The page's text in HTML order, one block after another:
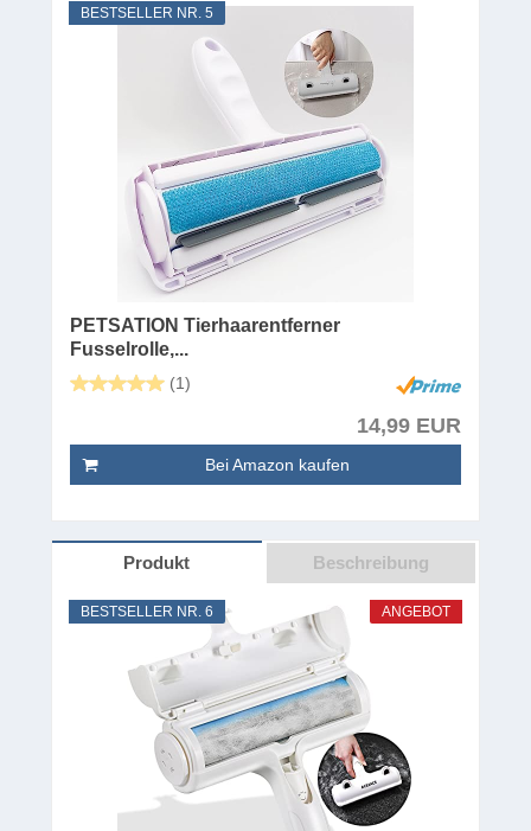
BESTSELLER NR. 5
PETSATION Tierhaarentferner
Fusselrolle,...
(1)
14,99 EUR
Bei Amazon kaufen
Produkt Beschreibung
ANGEBOT
BESTSELLER NR. 6